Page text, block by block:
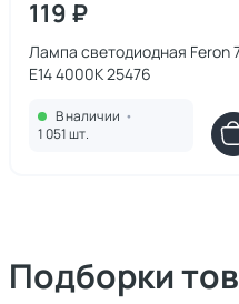
119 ₽
Лампа светодиодная Feron
E14 4000K 25476
В наличии •
1 051 шт.
Подборки